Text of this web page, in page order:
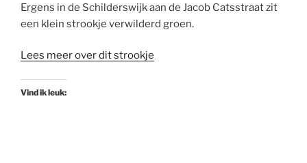
Ergens in de Schilderswijk aan de Jacob Catsstraat zit
een klein strookje verwilderd groen.
Lees meer over dit strookje
Vind ik leuk: